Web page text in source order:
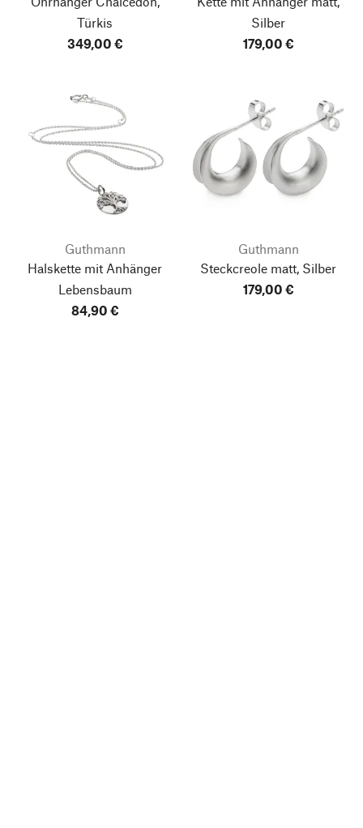
Türkis
349,00 €
Silber
179,00 €
Guthmann
Halskette mit Anhänger
Lebensbaum
84,90 €
Guthmann
Steckcreole matt, Silber
179,00 €